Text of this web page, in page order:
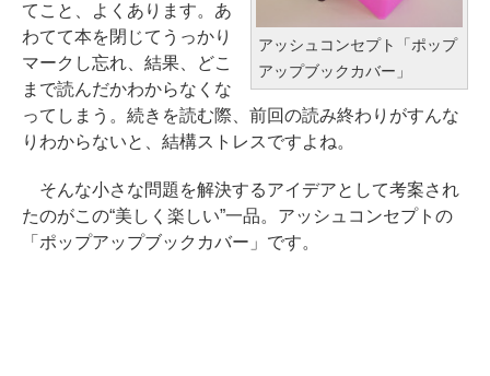
アッシュコンセプト「ポップ
アップブックカバー」
てこと、よくあります。あ
わてて本を閉じてうっかり
マークし忘れ、結果、どこ
まで読んだかわからなくな
ってしまう。続きを読む際、前回の読み終わりがすんな
りわからないと、結構ストレスですよね。
そんな小さな問題を解決するアイデアとして考案され
たのがこの“美しく楽しい”一品。アッシュコンセプトの
「ポップアップブックカバー」です。